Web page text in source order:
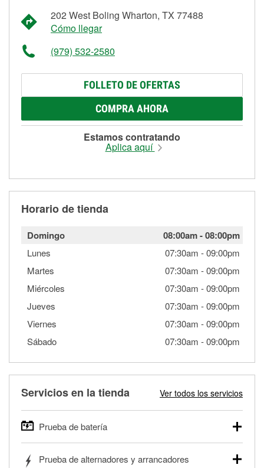
202 West Boling Wharton, TX 77488
Cómo llegar
(979) 532-2580
FOLLETO DE OFERTAS
COMPRA AHORA
Estamos contratando
Aplica aquí
Horario de tienda
Domingo 08:00am-08:00pm
Lunes 07:30am -09:00pm
Martes
07:30am -09:00pm
Miércoles
07:30am -09:00pm
Jueves
07:30am -09:00pm
Viernes
07:30am -09:00pm
Sábado
07:30am -09:00pm
Servicios en la tienda Ver todos los servicios
Prueba de batería
autos, camionetas, SUVs, vehículos comerciales y
Prueba de alternadores y arrancadores